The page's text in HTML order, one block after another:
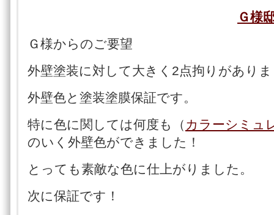
Ｇ様
Ｇ様からのご要望
外壁塗装に対して大きく2点拘りがあり
外壁色と塗装塗膜保証です。
特に色に関しては何度も（ カラーシミュ
のいく外壁色ができました！
とっても素敵な色に仕上がりました。
次に保証です！